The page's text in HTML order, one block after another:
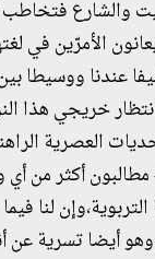
والشارع
الأمرّين في
عندنا
خريجي
العصرية
مطالبون أكثر
لنا
أيضا تسرية عن